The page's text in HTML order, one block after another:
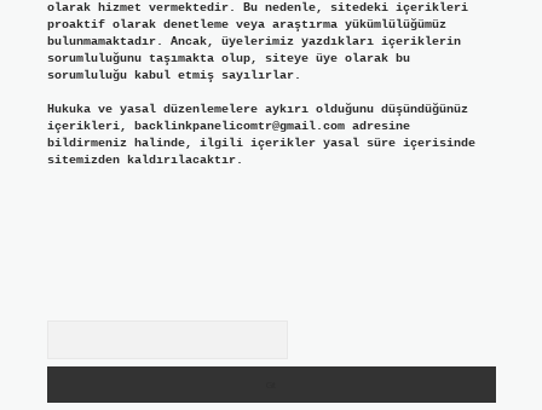
olarak hizmet vermektedir. Bu nedenle, sitedeki içerikleri
proaktif olarak denetleme veya araştırma yükümlülüğümüz
bulunmamaktadır. Ancak, üyelerimiz yazdıkları içeriklerin
sorumluluğunu taşımakta olup, siteye üye olarak bu
sorumluluğu kabul etmiş sayılırlar.
Hukuka ve yasal düzenlemelere aykırı olduğunu düşündüğünüz
içerikleri, backlinkpanelicomtr@gmail.comadresine
bildirmeniz halinde, ilgili içerikler yasal süre içerisinde
sitemizden kaldırılacaktır.